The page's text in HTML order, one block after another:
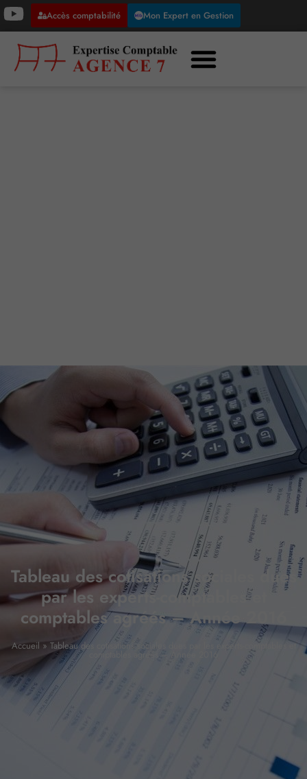
Accès comptabilité Mon Expert en Gestion
Tableau des cotisations sociales dues
par les experts-comptables et
comptables agréés – Année 2016
Accueil » Tableau des cotisations sociales dues par les experts-comptables et
comptables agréés – Année 2016